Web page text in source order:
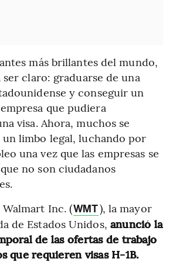
más brillantes del mundo,
claro: graduarse de una
y conseguir un
que pudiera
visa. Ahora, muchos se
limbo legal, luchando por
una vez que las empresas se
no son ciudadanos
Walmart Inc. (WMT), la mayor
de Estados Unidos, anunció la
de las ofertas de trabajo
que requieren visas H-1B.